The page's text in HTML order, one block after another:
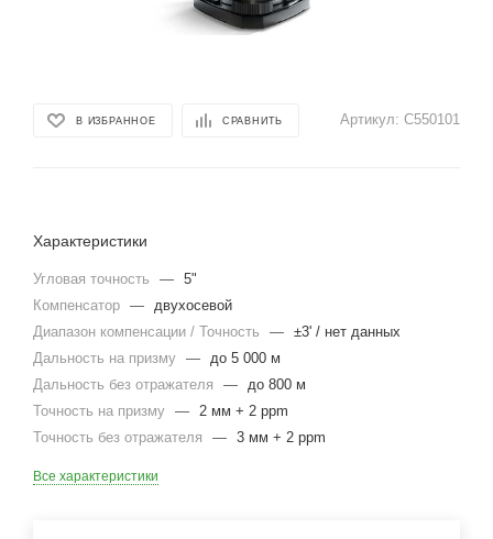
В ИЗБРАННОЕ СРАВНИТЬ Артикул: C550101
Характеристики
Угловая точность — 5"
Компенсатор — двухосевой
Диапазон компенсации / Точность
— ±3' / нет данных
Дальность на призму — до 5 000 м
Дальность без отражателя
— до 800 м
Точность на призму — 2 мм + 2 ppm
Точность без отражателя
— 3 мм + 2 ppm
Все характеристики